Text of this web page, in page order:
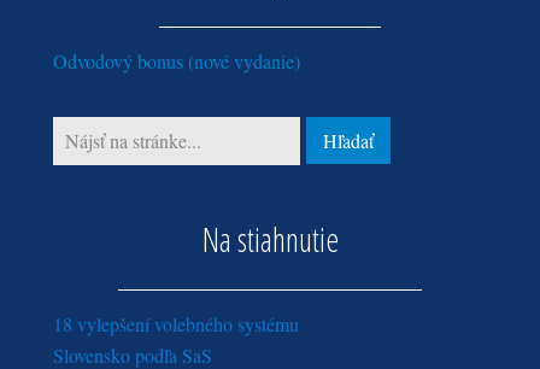
Odvodový bonus (nové vydanie)
Na stiahnutie
18 vylepšení volebného systému
Slovensko podľa SaS